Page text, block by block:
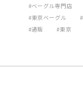
ベーグル専門店
東京ベーグル
通販
東京